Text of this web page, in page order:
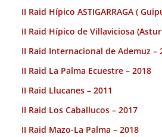
II Raid Hípico ASTIGARRAGA (
II Raid Hípico de Villaviciosa
II Raid Internacional de Ademuz –
II Raid La Palma Ecuestre – 2018
II Raid Llucanes – 2011
II Raid Los Caballucos – 2017
II Raid Mazo-La Palma – 2018